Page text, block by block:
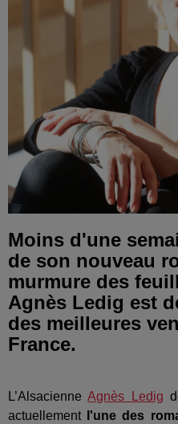
Moins d'une
de son nouveau
murmure des
Agnès Ledig est
des meilleures
France.
L’AlsacienneAgnès Ledig
actuellement
l'une des